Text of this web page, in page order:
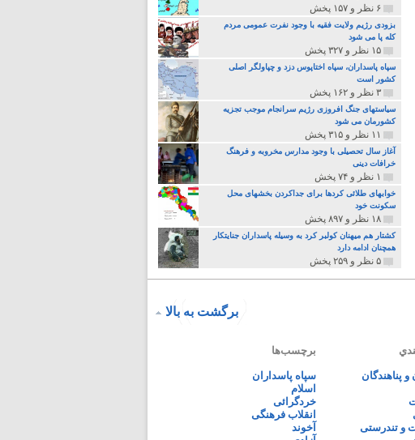
۶ نظر و ۱۵۷ پخش
بزودی رژیم ولایت فقیه با وجود نفرت عمومی مردم
کله پا می شود
۱۵ نظر و ۳۲۷ پخش
سپاه پاسداران، سپاه اختاپوس دزد و چپاولگر اصلی
کشور است
۳ نظر و ۱۶۲ پخش
سیاستهای جنگ افروزی رژیم سرانجام موجب تجزیه
کشورمان می شود
۱۱ نظر و ۳۱۵ پخش
آغاز سال تحصیلی با وجود مدارس مخروبه و فرهنگ
خرافات دینی
۱ نظر و ۷۴ پخش
خوابهای طلائی کردها برای جداکردن بخشهای محل
سکونت خود
۱۸ نظر و ۸۹۷ پخش
کشتار هم میهنان کولبر کرد به وسیله پاسداران جنایتکار
همچنان ادامه دارد
۵ نظر و ۲۵۹ پخش
برگشت به بالا
و پناهندگان
و تندرستی
برچسب‌ها
سپاه پاسداران
اسلام
خردگرائی
انقلاب فرهنگی
آخوند